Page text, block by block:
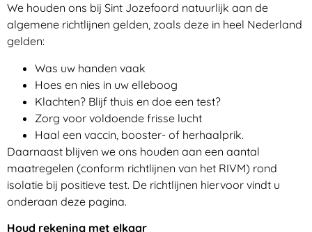
We houden ons bij Sint Jozefoord natuurlijk aan de
algemene richtlijnen gelden, zoals deze in heel Nederland
gelden:
Was uw handen vaak
Hoes en nies in uw elleboog
Klachten? Blijf thuis en doe een test?
Zorg voor voldoende frisse lucht
Haal een vaccin, booster- of herhaalprik.
Daarnaast blijven we ons houden aan een aantal
maatregelen (conform richtlijnen van het RIVM) rond
isolatie bij positieve test. De richtlijnen hiervoor vindt u
onderaan deze pagina.
Houd rekening met elkaar